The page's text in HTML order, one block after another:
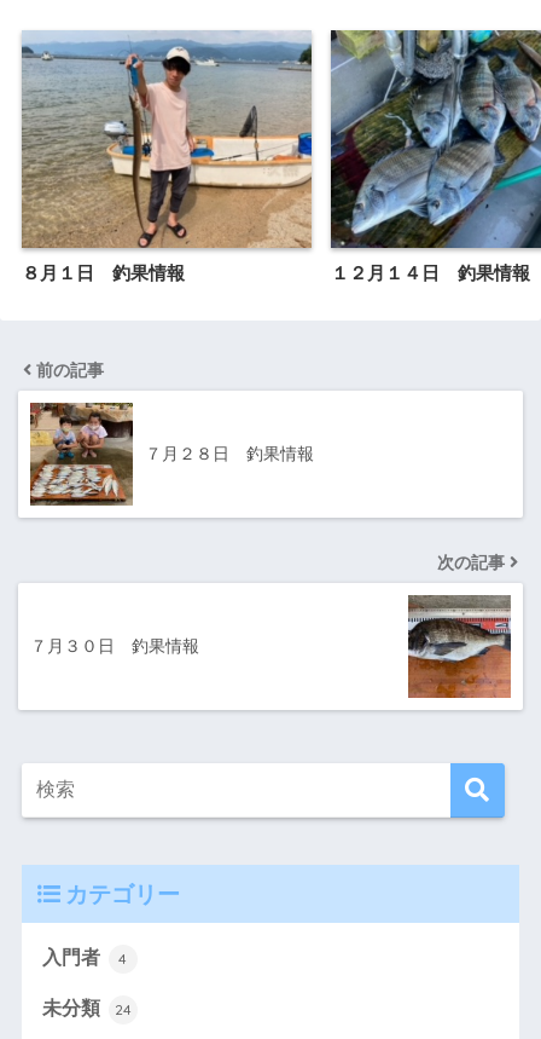
８月１日 釣果情報 １２月１４日 釣果情報
前の記事
７月２８日 釣果情報
次の記事
７月３０日 釣果情報
カテゴリー
入門者 4
未分類 24